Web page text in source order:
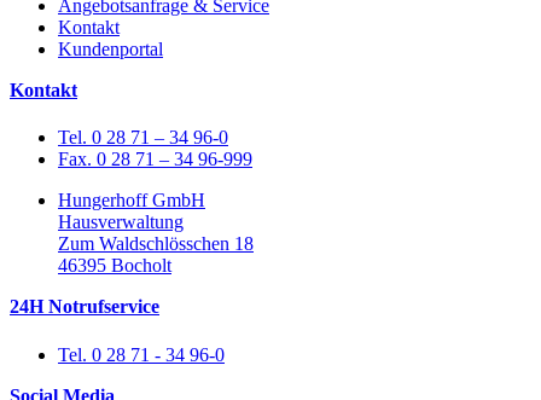
Angebotsanfrage & Service
Kontakt
Kundenportal
Kontakt
Tel. 0 28 71 – 34 96-0
Fax. 0 28 71 – 34 96-999
Hungerhoff GmbH
Hausverwaltung
Zum Waldschlösschen 18
46395 Bocholt
24H Notrufservice
Tel. 0 28 71 - 34 96-0
Social Media